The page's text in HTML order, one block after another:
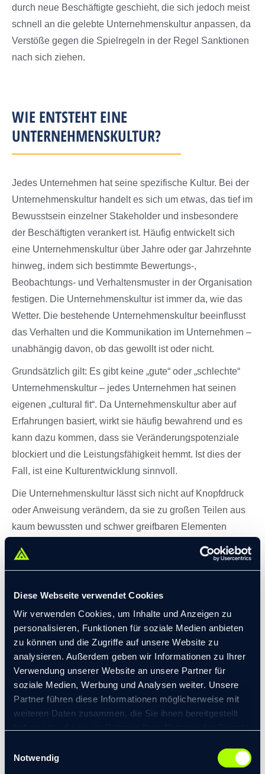
Diese Webseite verwendet Cookies
Wir verwenden Cookies, um Inhalte und Anzeigen zu
personalisieren, Funktionen für soziale Medien anbieten
zu können und die Zugriffe auf unsere Website zu
analysieren. Außerdem geben wir Informationen zu Ihrer
Verwendung unserer Website an unsere Partner für
soziale Medien, Werbung und Analysen weiter. Unsere
Partner führen diese Informationen möglicherweise mit
weiteren Daten zusammen, die Sie ihnen bereitgestellt
© 2026 transformis Consulting SE
Notwendig
durch neue Beschäftigte geschieht, die sich jedoch meist
schnell an die gelebte Unternehmenskultur anpassen, da
Verstöße gegen die Spielregeln in der Regel Sanktionen
nach sich ziehen.
WIE ENTSTEHT EINE
UNTERNEHMENSKULTUR?
Jedes Unternehmen hat seine spezifische Kultur. Bei der
Unternehmenskultur handelt es sich um etwas, das tief im
Bewusstsein einzelner Stakeholder und insbesondere
der Beschäftigten verankert ist. Häufig entwickelt sich
eine Unternehmenskultur über Jahre oder gar Jahrzehnte
hinweg, indem sich bestimmte Bewertungs-,
Beobachtungs- und Verhaltensmuster in der Organisation
festigen. Die Unternehmenskultur ist immer da, wie das
Wetter. Die bestehende Unternehmenskultur beeinflusst
das Verhalten und die Kommunikation im Unternehmen –
unabhängig davon, ob das gewollt ist oder nicht.
Grundsätzlich gilt: Es gibt keine „gute“ oder „schlechte“
Unternehmenskultur – jedes Unternehmen hat seinen
eigenen „cultural fit“. Da Unternehmenskultur aber auf
Erfahrungen basiert, wirkt sie häufig bewahrend und es
kann dazu kommen, dass sie Veränderungspotenziale
blockiert und die Leistungsfähigkeit hemmt. Ist dies der
Fall, ist eine Kulturentwicklung sinnvoll.
Die Unternehmenskultur lässt sich nicht auf Knopfdruck
oder Anweisung verändern, da sie zu großen Teilen aus
kaum bewussten und schwer greifbaren Elementen
will man die Unternehmenskultur entwickeln. Denn
sich nur indirekt beeinflussen.
UNTERNEHMENSKULTUR ENTWICKELN -
AUF GRUNDLAGE EINER FUNDIERTEN
ERHEBUNG DER BESTEHENDEN KULTUR
Unternehmenskultur bedarf es im ersten Schritt einer
Erhebung der erlebten Unternehmenskultur, um sie